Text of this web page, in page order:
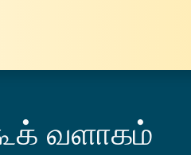
வளாகம்